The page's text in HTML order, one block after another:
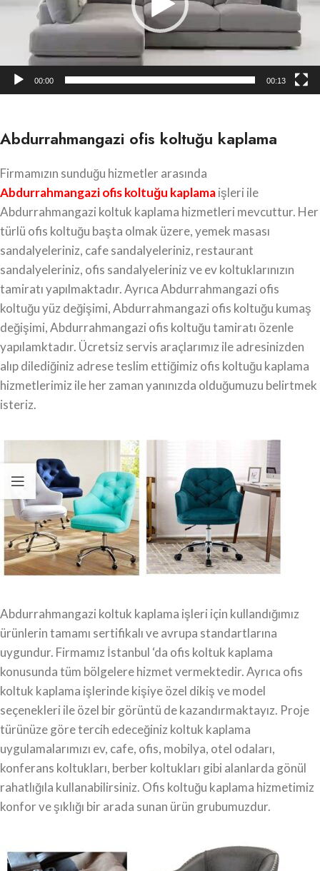
00:00 00:13
Abdurrahmangazi ofis koltuğu kaplama
Firmamızın sunduğu hizmetler arasında
Abdurrahmangaziofis koltuğu kaplamaişleri ile
Abdurrahmangazi koltuk kaplama hizmetleri mevcuttur. Her
türlü ofis koltuğu başta olmak üzere, yemek masası
sandalyeleriniz, cafe sandalyeleriniz, restaurant
sandalyeleriniz, ofis sandalyeleriniz ve ev koltuklarınızın
tamiratı yapılmaktadır. Ayrıca Abdurrahmangazi ofis
koltuğu yüz değişimi, Abdurrahmangazi ofis koltuğu kumaş
değişimi, Abdurrahmangazi ofis koltuğu tamiratı özenle
yapılamktadır. Ücretsiz servis araçlarımız ile adresinizden
alıp dilediğiniz adrese teslim ettiğimiz ofis koltuğu kaplama
hizmetlerimiz ile her zaman yanınızda olduğumuzu belirtmek
isteriz.
Abdurrahmangazi koltuk kaplama işleri için kullandığımız
ürünlerin tamamı sertifikalı ve avrupa standartlarına
uygundur. Firmamız İstanbul ‘da ofis koltuk kaplama
konusunda tüm bölgelere hizmet vermektedir. Ayrıca ofis
koltuk kaplama işlerinde kişiye özel dikiş ve model
seçenekleri ile özel bir görüntü de kazandırmaktayız. Proje
türünüze göre tercih edeceğiniz koltuk kaplama
uygulamalarımızı ev, cafe, ofis, mobilya, otel odaları,
konferans koltukları, berber koltukları gibi alanlarda gönül
rahatlığıla kullanabilirsiniz. Ofis koltuğu kaplama hizmetimiz
konfor ve şıklığı bir arada sunan ürün grubumuzdur.